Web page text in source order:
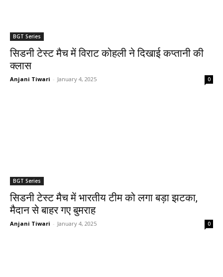
BGT Series
सिडनी टेस्ट मैच में विराट कोहली ने दिखाई कप्तानी की
क्लास
Anjani Tiwari - January 4, 2025 0
BGT Series
सिडनी टेस्ट मैच में भारतीय टीम को लगा बड़ा झटका,
मैदान से बाहर गए बुमराह
Anjani Tiwari - January 4, 2025 0